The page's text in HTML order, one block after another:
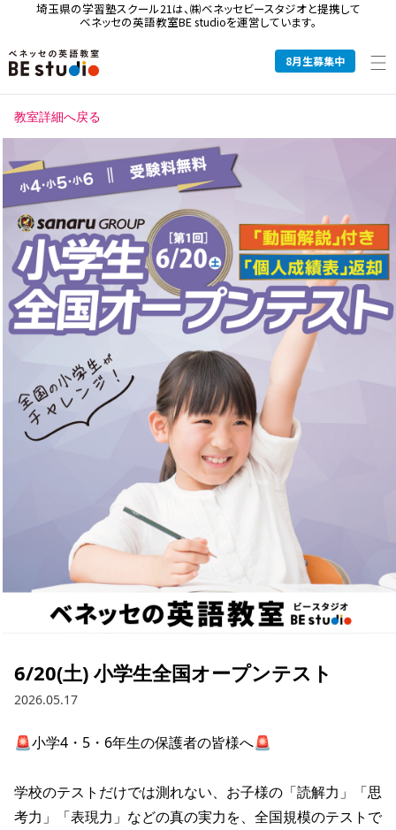
埼玉県の学習塾スクール21は、㈱ベネッセビースタジオと提携して
ベネッセの英語教室BE studioを運営しています。
8月生募集中
教室詳細へ戻る
6/20(土) 小学生全国オープンテスト
2026.05.17
🚨小学4・5・6年生の保護者の皆様へ🚨
学校のテストだけでは測れない、お子様の「読解力」「思
考力」「表現力」などの真の実力を、全国規模のテストで